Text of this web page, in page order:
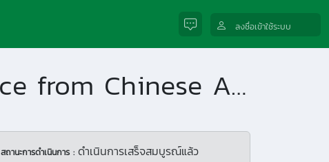
ลงชื่อเข้าใช้ระบบ
Auditor Supply and Audit Quality: Evidence from Chinese A-Share Firms
สถานะการดำเนินการ :ดำเนินการเสร็จสมบูรณ์แล้ว